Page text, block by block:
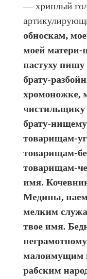
— хриплый
обноскам,
моей матери-
пастуху
брату-
хромоножке,
чистильщику
брату-
товарищам-
товарищам-
товарищам-
имя.
Медины,
мелким
твое имя.
малоимущим
рабским